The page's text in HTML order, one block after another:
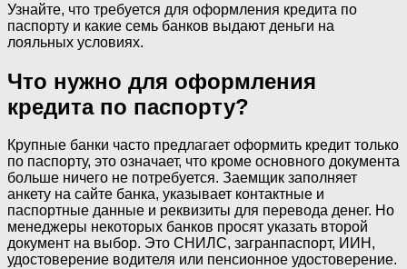
Узнайте, что требуется для оформления кредита по
паспорту и какие семь банков выдают деньги на
лояльных условиях.
Что нужно для оформления
кредита по паспорту?
Крупные банки часто предлагает оформить кредит только
по паспорту, это означает, что кроме основного документа
больше ничего не потребуется. Заемщик заполняет
анкету на сайте банка, указывает контактные и
паспортные данные и реквизиты для перевода денег. Но
менеджеры некоторых банков просят указать второй
документ на выбор. Это СНИЛС, загранпаспорт, ИИН,
удостоверение водителя или пенсионное удостоверение.